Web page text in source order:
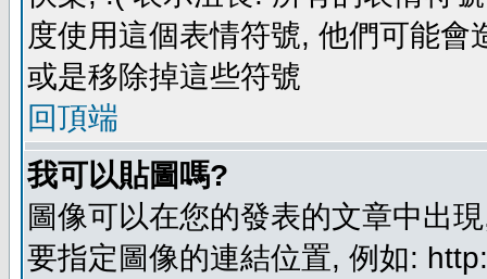
度使用這個表情符號, 他們可能
或是移除掉這些符號
回頂端
我可以貼圖嗎?
圖像可以在您的發表的文章中出
要指定圖像的連結位置, 例如: